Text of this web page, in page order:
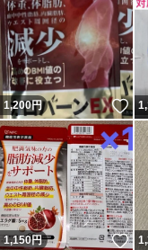
1,200円 い
1,150円 い